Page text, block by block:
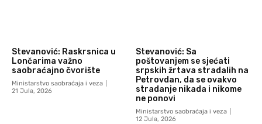
Stevanović: Raskrsnica u
Lončarima važno
saobraćajno čvorište
Ministarstvo saobraćaja i veza
21 Jula, 2026
Stevanović: Sa
poštovanjem se sjećati
srpskih žrtava stradalih na
Petrovdan, da se ovakvo
stradanje nikada i nikome
ne ponovi
Ministarstvo saobraćaja i veza
12 Jula, 2026